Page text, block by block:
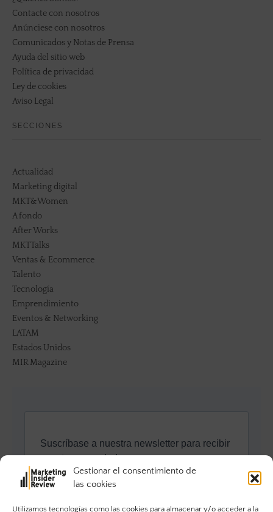
Gestionar el consentimiento de
las cookies
Utilizamos tecnologías como las cookies para almacenar y/o acceder a la
Contacte con nosotros
Anúnciese con nosotros
Comunicados y Notas de Prensa
Ayuda del sitio web
Política de privacidad
Ley de cookies
Aviso Legal
SECCIONES
Actualidad
Marketing digital
MKT&Women
A fondo
After Works
MKTTalks
Ventas & Ecommerce
Talento
Tecnología
Emprendimiento
Eventos & Networking
LATAM
Estados Unidos
MIR Magazine